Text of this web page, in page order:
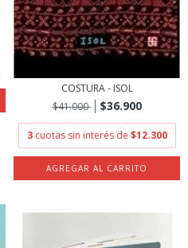
COSTURA - ISOL
$41.000
$36.900
3 cuotas sin interés de $12.300